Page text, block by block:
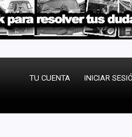
TU CUENTA INICIAR